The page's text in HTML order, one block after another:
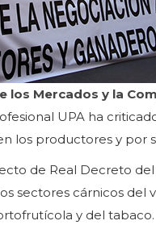
los Mercados y la
UPA ha
los productores y por
de Real Decreto
sectores cárnicos del
y del tabaco.